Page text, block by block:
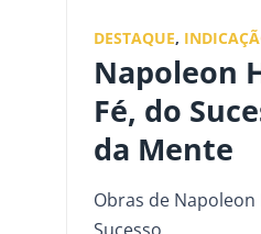
DESTAQUE,
Napoleon
Fé, do
da Mente
Obras de